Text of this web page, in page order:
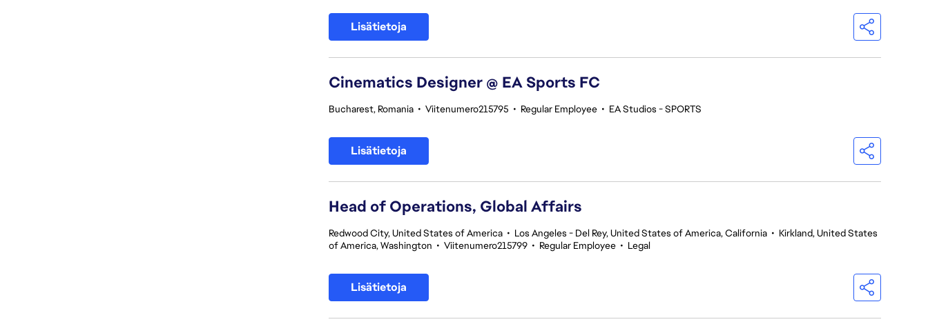
Lisätietoja
Cinematics Designer @ EA Sports FC
Bucharest, Romania • Viitenumero215795 • Regular Employee • EA Studios - SPORTS
Lisätietoja
Head of Operations, Global Affairs
Redwood City, United States of America • Los Angeles - Del Rey, United States of America, California • Kirkland, United States
of America, Washington • Viitenumero215799 • Regular Employee • Legal
Lisätietoja